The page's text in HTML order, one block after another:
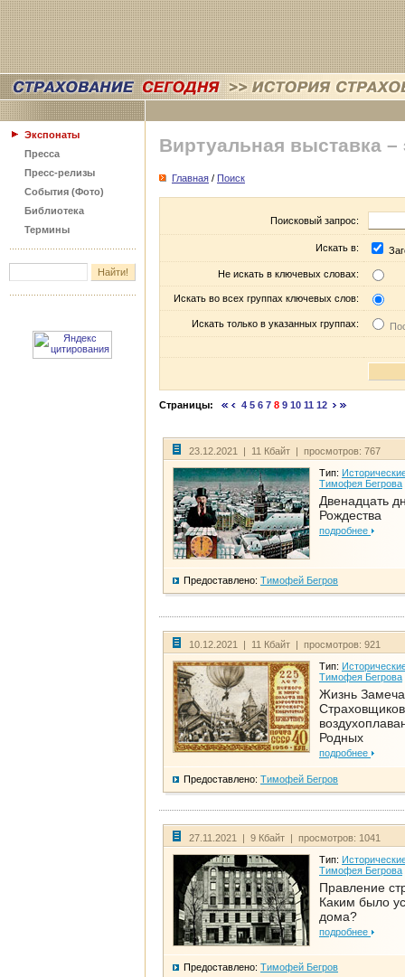
Экспонаты
Пресса
Пресс-релизы
События (Фото)
Библиотека
Термины
Виртуальная выставка –
Главная / Поиск
Поисковый запрос:
Искать в:
Не искать в ключевых словах:
Искать во всех группах ключевых слов:
Искать только в указанных группах:
Страницы: 4 5 6 7 8 9 10 11 12
23.12.2021 | 11 Кбайт | просмотров: 767
Тип:
Тимофея Бегрова
Двенадцать
Рождества
подробнее
Предоставлено: Тимофей Бегров
10.12.2021 | 11 Кбайт | просмотров: 921
Тип:
Тимофея Бегрова
Жизнь
Родных
подробнее
Предоставлено: Тимофей Бегров
27.11.2021 | 9 Кбайт | просмотров: 1041
Тип:
Тимофея Бегрова
Правление
Каким было
дома?
подробнее
Предоставлено: Тимофей Бегров